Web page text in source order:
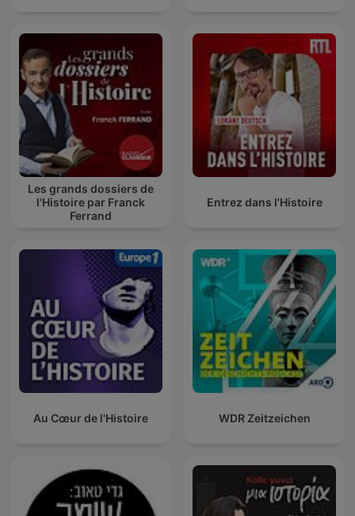
Les grands dossiers de
l'Histoire par Franck
Ferrand
Entrez dans l'Histoire
Au Cœur de l'Histoire WDR Zeitzeichen